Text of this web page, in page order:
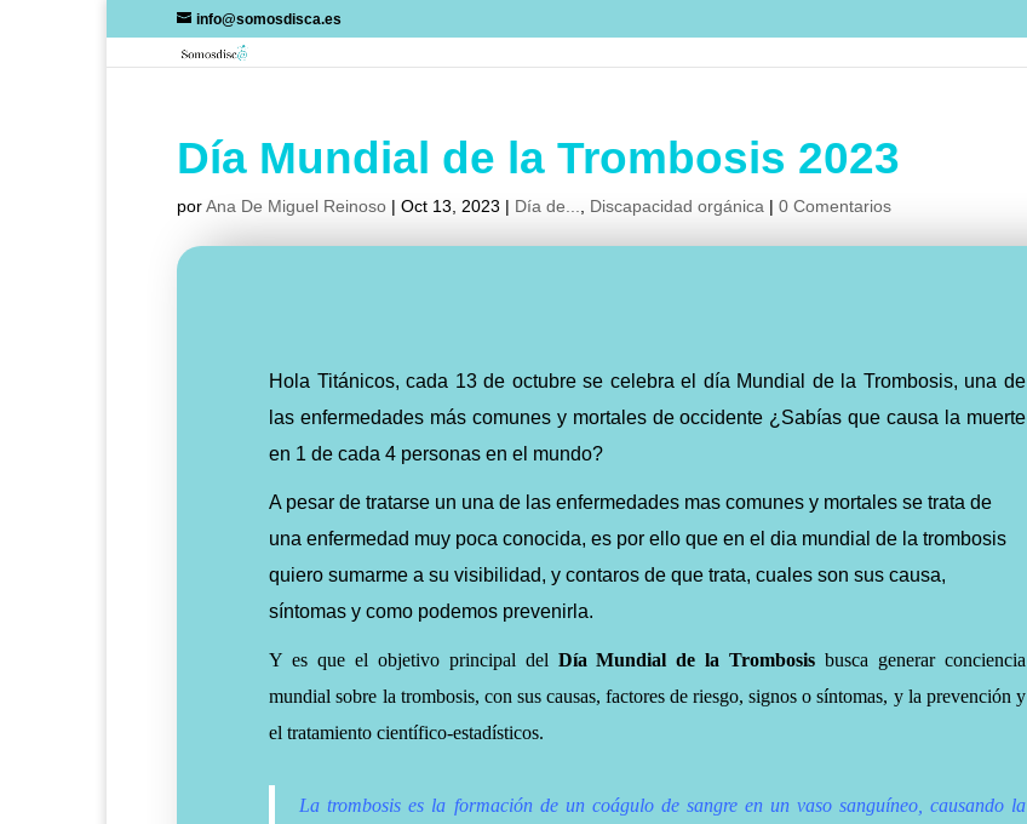
info@somosdisca.es
Día Mundial de la Trombosis 2023
porAna De Miguel Reinoso |Oct 13, 2023 | Día de... Discapacidad orgánica |0 Comentarios
Hola Titánicos, cada 13 de octubre se celebra el día Mundial de la Trombosis, una de
las enfermedades más comunes y mortales de occidente ¿Sabías que causa la muerte
en 1 de cada 4 personas en el mundo?
A pesar de tratarse un una de las enfermedades mas comunes y mortales se trata de
una enfermedad muy poca conocida, es por ello que en el dia mundial de la trombosis
quiero sumarme a su visibilidad, y contaros de que trata, cuales son sus causa,
síntomas y como podemos prevenirla.
Y es que el objetivo principal del Día Mundial de la Trombosis busca generar conciencia
mundial sobre la trombosis, con sus causas, factores de riesgo, signos o síntomas, y la prevención y
el tratamiento científico-estadísticos.
La trombosis es la formación de un coágulo de sangre en un vaso sanguíneo, causando la